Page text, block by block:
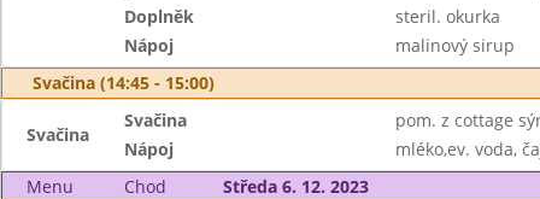
Doplněk
steril. okurka
Nápoj
malinový sirup
Svačina (14:45 - 15:00)
Svačina
Svačina
pom. z cottage
Nápoj
mléko,ev. voda,
Menu
Chod
Středa 6. 12. 2023